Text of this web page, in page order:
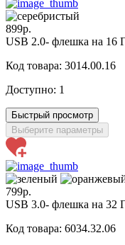
899р.
USB 2.0- флешка на 16
Код товара: 3014.00.16
Доступно: 1
Быстрый просмотр
Выберите параметры
799р.
USB 3.0- флешка на 32
Код товара: 6034.32.06